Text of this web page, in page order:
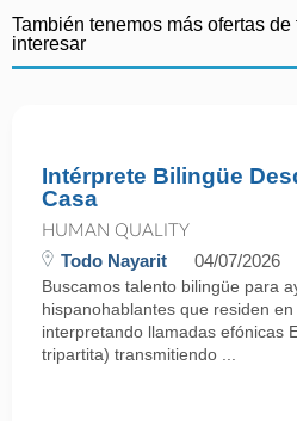
También tenemos más ofertas
interesar
Intérprete Bilingüe
Casa
HUMAN QUALITY
Todo Nayarit 04/07/2026
Buscamos talento bilingüe para
hispanohablantes que residen en
interpretando llamadas efónicas
tripartita) transmitiendo ...